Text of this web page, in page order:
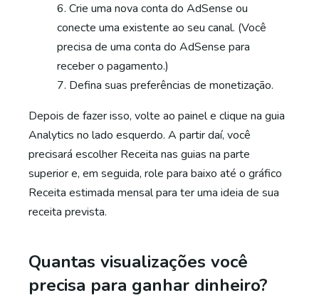
Crie uma nova conta do AdSense ou
conecte uma existente ao seu canal. (Você
precisa de uma conta do AdSense para
receber o pagamento.)
Defina suas preferências de monetização.
Depois de fazer isso, volte ao painel e clique na guia
Analytics no lado esquerdo. A partir daí, você
precisará escolher Receita nas guias na parte
superior e, em seguida, role para baixo até o gráfico
Receita estimada mensal para ter uma ideia de sua
receita prevista.
Quantas visualizações você
precisa para ganhar dinheiro?